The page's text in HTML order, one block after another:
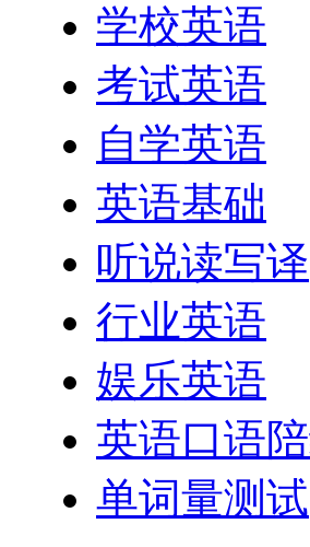
学校英语
考试英语
自学英语
英语基础
听说读写译
行业英语
娱乐英语
英语口语
单词量测试